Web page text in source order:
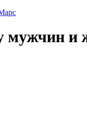
мужчин и